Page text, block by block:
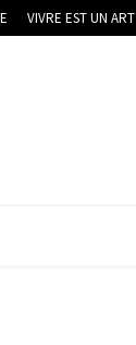
VIVRE EST UN ART